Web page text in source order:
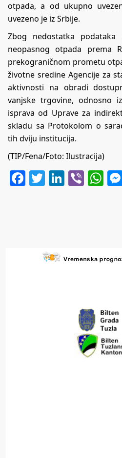
otpada, a od ukupno
uvezeno je iz Srbije.
Zbog nedostatka
neopasnog otpada prema
prekograničnom prometu
životne sredine Agencije za
aktivnosti na obradi
vanjske trgovine, odnosno
isprava od Uprave za
skladu sa Protokolom o
tih dviju institucija.
(TIP/Fena/Foto: Ilustracija)
Facebook
TwitterViber